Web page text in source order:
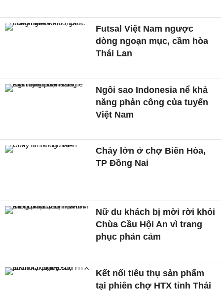
Futsal Việt Nam ngược
dòng ngoạn mục, cầm hòa
Thái Lan
Ngôi sao Indonesia nể khả
năng phản công của tuyển
Việt Nam
Cháy lớn ở chợ Biên Hòa,
TP Đồng Nai
Nữ du khách bị mời rời khỏi
Chùa Cầu Hội An vì trang
phục phản cảm
Kết nối tiêu thụ sản phẩm
tại phiên chợ HTX tỉnh Thái